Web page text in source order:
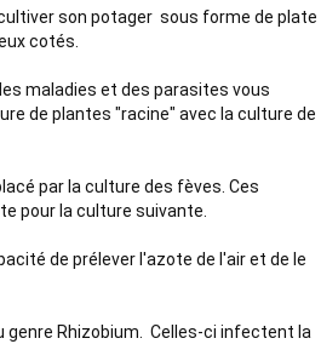
son potager  sous forme de plate
cotés.
maladies et des parasites vous
de plantes "racine" avec la culture de
par la culture des fèves. Ces
pour la culture suivante.
de prélever l'azote de l'air et de le
Rhizobium.  Celles-ci infectent la